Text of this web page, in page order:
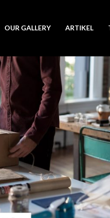
OUR GALLERY ARTIKEL